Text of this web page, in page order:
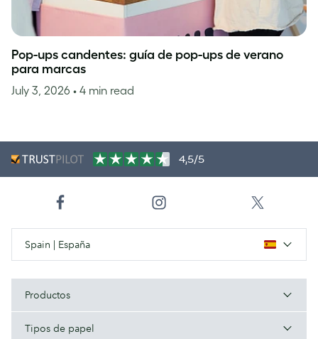
Pop-ups candentes: guía de pop-ups de verano
para marcas
July 3, 2026 • 4 min read
4,5/5
Spain | España
Productos
Tipos de papel